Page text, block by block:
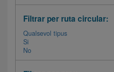
Filtrar per ruta circular:
Qualsevol tipus
Si
No